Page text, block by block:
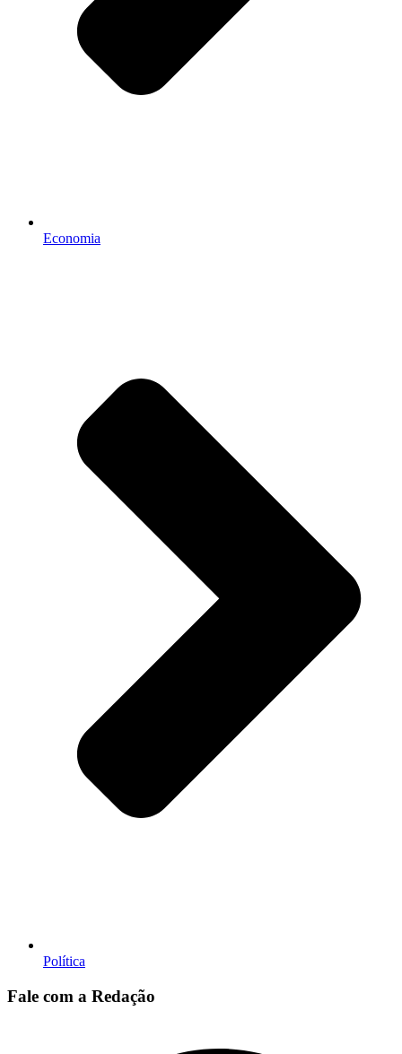
Economia
Política
Fale com a Redação